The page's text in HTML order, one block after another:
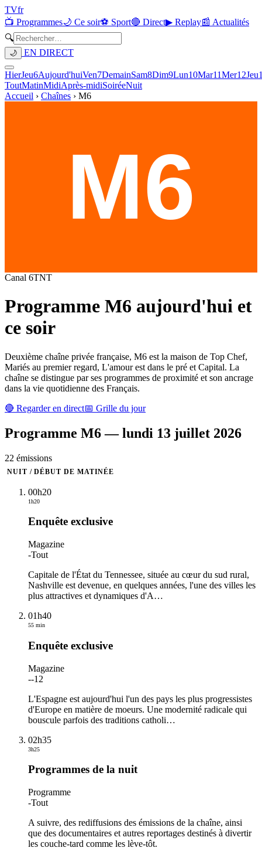
TVfr
📺 Programmes🌙 Ce soir⚽ Sport🔴 Direct▶ Replay📰 Actualités
🔍
🌙 EN DIRECT
HierJeu6Aujourd'huiVen7DemainSam8Dim9Lun10Mar11Mer12Jeu
ToutMatinMidiAprès-midiSoiréeNuit
Accueil › Chaînes › M6
Canal 6TNT
Programme M6 aujourd'hui et
ce soir
Deuxième chaîne privée française, M6 est la maison de Top Chef,
Mariés au premier regard, L'amour est dans le pré et Capital. La
chaîne se distingue par ses programmes de proximité et son ancrage
dans la vie quotidienne des Français.
🔴 Regarder en direct📅 Grille du jour
Programme M6—lundi 13 juillet 2026
22 émissions
NUIT / DÉBUT DE MATINÉE
00h20
1h20
Enquête exclusive
Magazine
-Tout
Capitale de l'État du Tennessee, située au cœur du sud rural,
Nashville est devenue, en quelques années, l'une des villes les
plus attractives et dynamiques d'A…
01h40
55 min
Enquête exclusive
Magazine
--12
L'Espagne est aujourd'hui l'un des pays les plus progressistes
d'Europe en matière de moeurs. Une modernité radicale qui
bouscule parfois des traditions catholi…
02h35
3h25
Programmes de la nuit
Programme
-Tout
A suivre, des rediffusions des émissions de la chaîne, ainsi
que des documentaires et autres reportages destinés à divertir
les couche-tard comme les lève-tôt.